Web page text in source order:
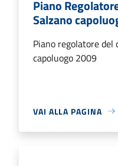
Piano
Salzano
Piano regolatore del
capoluogo 2009
VAI ALLA PAGINA